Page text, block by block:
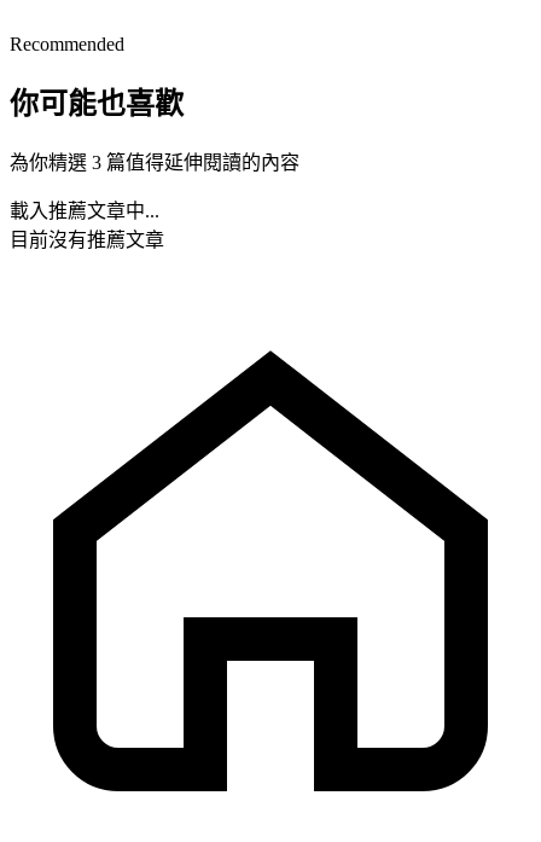
Recommended
你可能也喜歡
為你精選 3 篇值得延伸閱讀的內容
載入推薦文章中...
目前沒有推薦文章